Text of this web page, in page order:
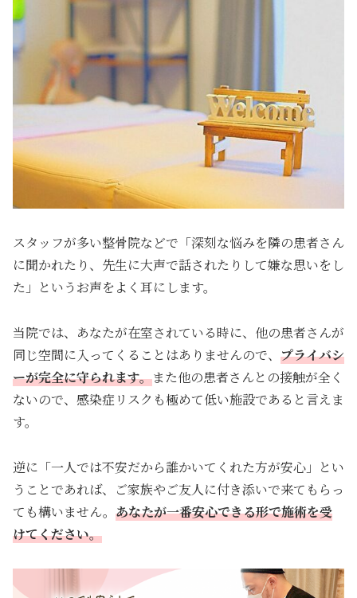
スタッフが多い整骨院などで「深刻な悩みを隣の患者さん
に聞かれたり、先生に大声で話されたりして嫌な思いをし
た」というお声をよく耳にします。
当院では、あなたが在室されている時に、他の患者さんが
同じ空間に入ってくることはありませんので、 プライバシ
ーが完全に守られます。また他の患者さんとの接触が全く
ないので、感染症リスクも極めて低い施設であると言えま
す。
逆に「一人では不安だから誰かいてくれた方が安心」とい
うことであれば、ご家族やご友人に付き添いで来てもらっ
ても構いません。 あなたが一番安心できる形で施術を受
けてください。